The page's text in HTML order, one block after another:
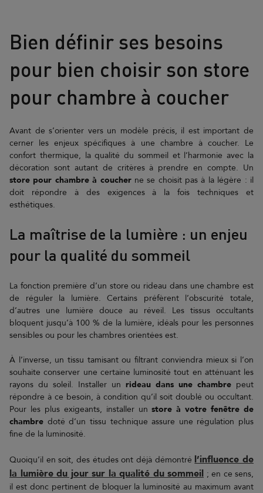
Bien définir ses besoins
pour bien choisir son store
pour chambre à coucher
Avant de s’orienter vers un modèle précis, il est important de
cerner les enjeux spécifiques à une chambre à coucher. Le
confort thermique, la qualité du sommeil et l’harmonie avec la
décoration sont autant de critères à prendre en compte. Un
store pour chambre à coucherne se choisit pas à la légère : il
doit répondre à des exigences à la fois techniques et
esthétiques.
La maîtrise de la lumière : un enjeu
pour la qualité du sommeil
La fonction première d’un store ou rideau dans une chambre est
de réguler la lumière. Certains préfèrent l’obscurité totale,
d’autres une lumière douce au réveil. Les tissus occultants
bloquent jusqu’à 100 % de la lumière, idéals pour les personnes
sensibles ou pour les chambres orientées est.
À l’inverse, un tissu tamisant ou filtrant conviendra mieux si l’on
souhaite conserver une certaine luminosité tout en atténuant les
rayons du soleil. Installer un rideau dans une chambre peut
répondre à ce besoin, à condition qu’il soit doublé ou occultant.
Pour les plus exigeants, installer unstore à votre fenêtre de
chambre doté d’un tissu technique assure une régulation plus
fine de la luminosité.
Quoiqu’il en soit, des études ont déjà démontré l’influence de
la lumière du jour sur la qualité du sommeil ; en ce sens,
il est donc pertinent de bloquer la luminosité au maximum avant